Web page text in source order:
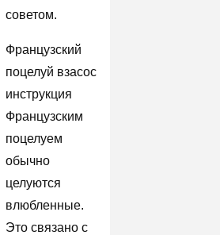
советом.
Французский
поцелуй взасос
инструкция
Французским
поцелуем
обычно
целуются
влюбленные.
Это связано с